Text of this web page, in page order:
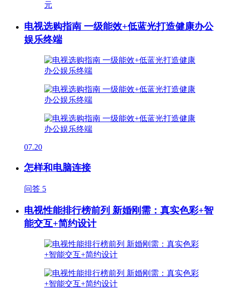
电视选购指南 一级能效+低蓝光打造健康办公
娱乐终端
07.20
怎样和电脑连接
问答 5
电视性能排行榜前列 新婚刚需：真实色彩+智
能交互+简约设计